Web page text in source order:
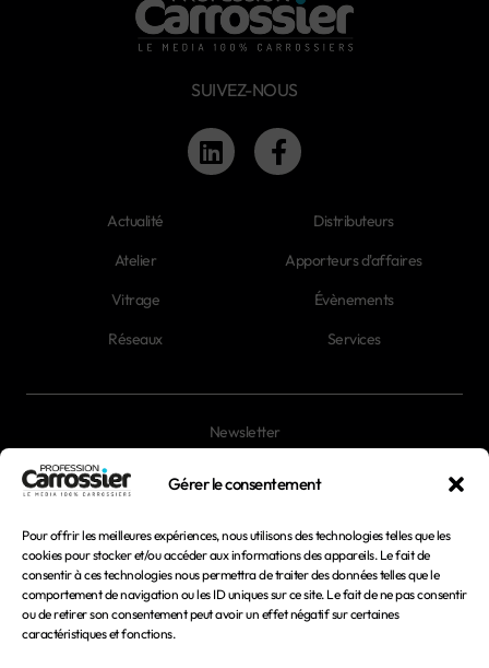
Gérer le consentement
Pour offrir les meilleures expériences, nous utilisons des technologies telles que les
cookies pour stocker et/ou accéder aux informations des appareils. Le fait de
consentir à ces technologies nous permettra de traiter des données telles que le
comportement de navigation ou les ID uniques sur ce site. Le fait de ne pas consentir
ou de retirer son consentement peut avoir un effet négatif sur certaines
caractéristiques et fonctions.
SUIVEZ-NOUS
Actualité
Atelier
Vitrage
Réseaux
Distributeurs
Apporteurs d'affaires
Évènements
Services
Newsletter
Mentions légales
Conditions générales d'utilisation
Conditions générales de vente